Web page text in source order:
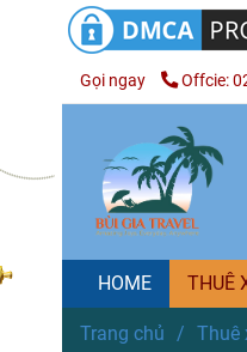
Gọi ngay Offcie:
HOME THUÊ
Trang chủ / Thuê